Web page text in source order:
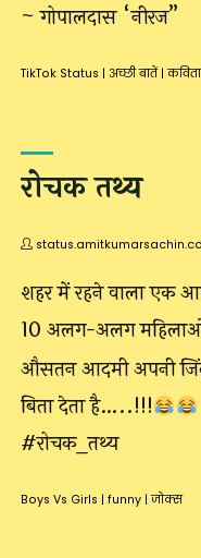
~ गोपालदास “नीरज”
TikTok Status | अच्छी बातें | कविता
रोचक तथ्य
शहर में रहने वाला एक
10 अलग-अलग
औसतन आदमी अपनी
बिता देता है…..!!!
#रोचक_तथ्य
Boys Vs Girls | funny | जोक्स